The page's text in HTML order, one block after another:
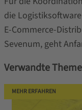
die
E-Commerce-
Sevenum, geht
Verwandte
MEHR ERFAHREN